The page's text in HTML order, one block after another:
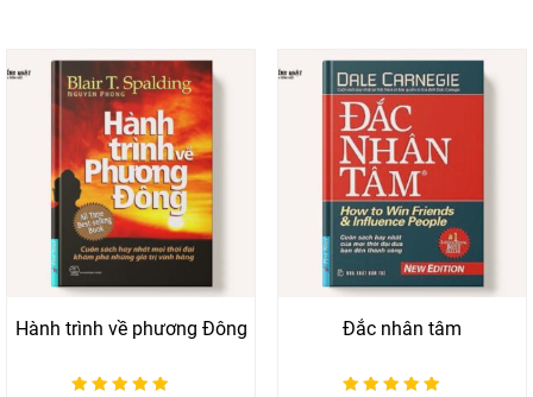
Hành trình về phương Đông Đắc nhân tâm